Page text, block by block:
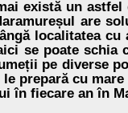
există un
are
localitatea
se poate schia
pe diverse
prepară cu
în fiecare an în